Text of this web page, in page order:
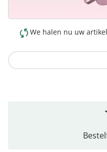
We halen nu uw